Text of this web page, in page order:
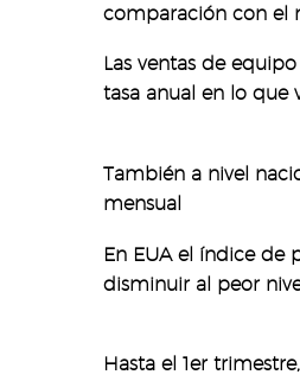
comparación con el
Las ventas de
tasa anual en lo que
También a nivel
mensual
En EUA el índice de
disminuir al peor
Hasta el 1er